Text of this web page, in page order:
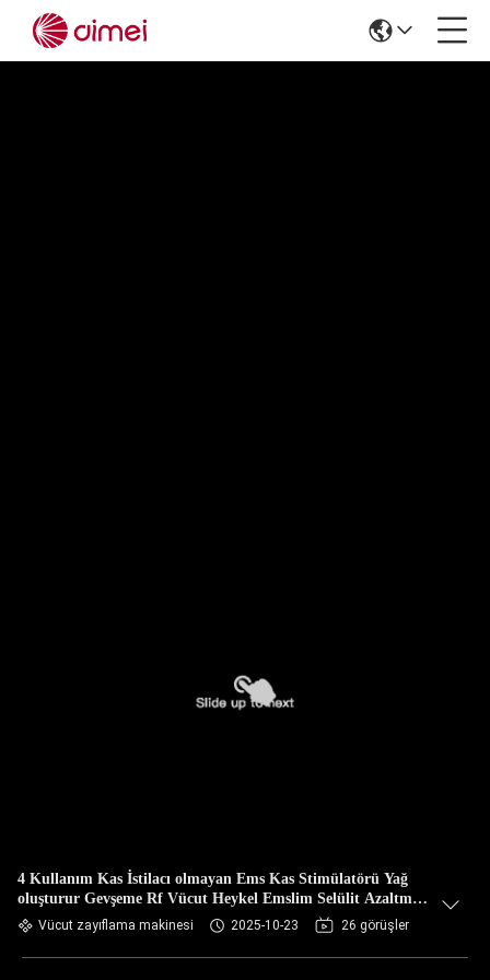
4 Kullanım Kas İstilacı olmayan Ems Kas Stimülatörü Yağ
oluşturur Gevşeme Rf Vücut Heykel Emslim Selülit Azaltma
Makinesi
Vücut zayıflama makinesi 2025-10-23 26 görüşler